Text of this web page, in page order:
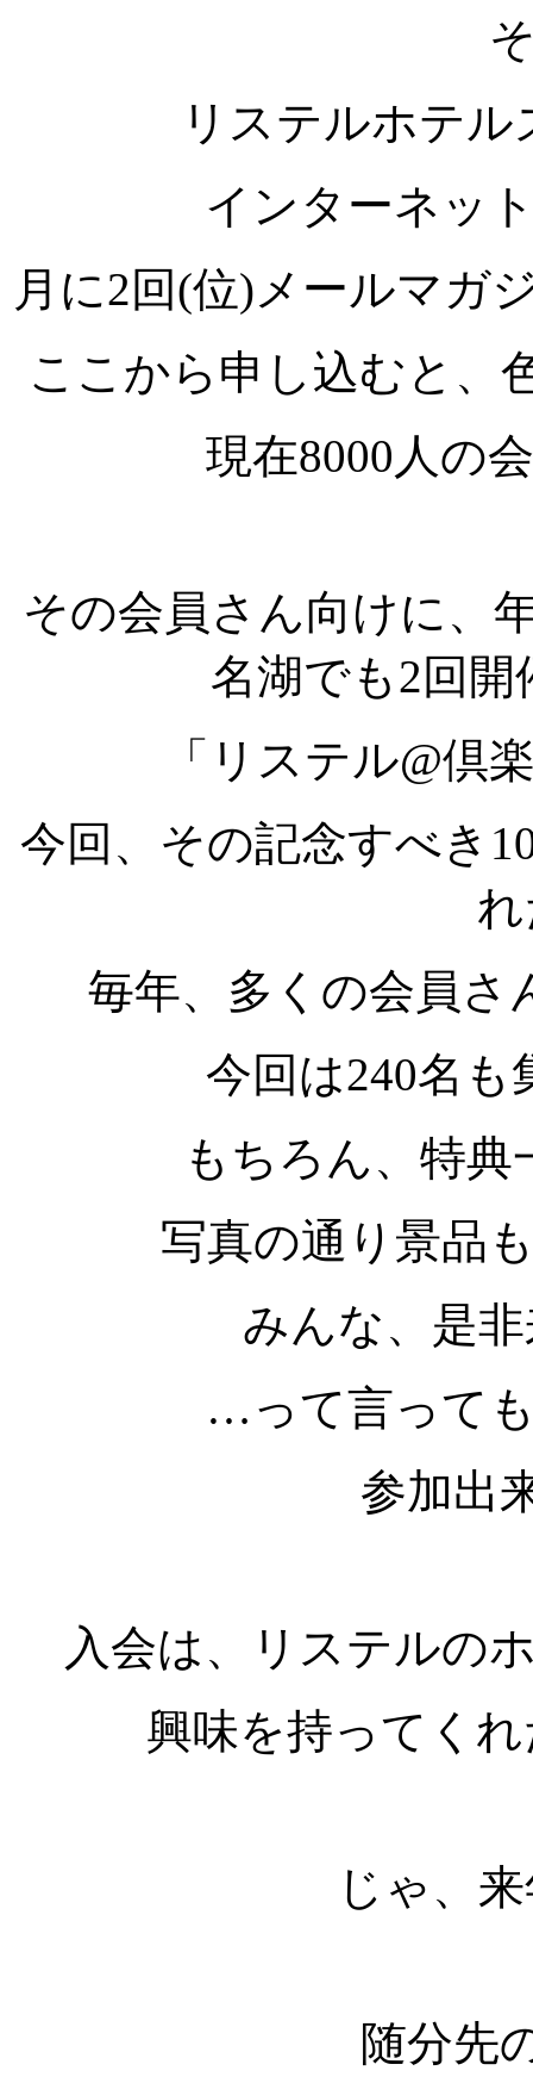
リステルホテ
インターネッ
月に2回(位)メールマガ
ここから申し込むと、
現在8000人の
その会員さん向けに、
名湖でも2回
「リステル@倶
今回、その記念すべき
毎年、多くの会員さ
今回は240名
もちろん、特
写真の通り景品
みんな、是
…って言って
参加出
入会は、リステルの
興味を持ってく
じゃ、
随分先